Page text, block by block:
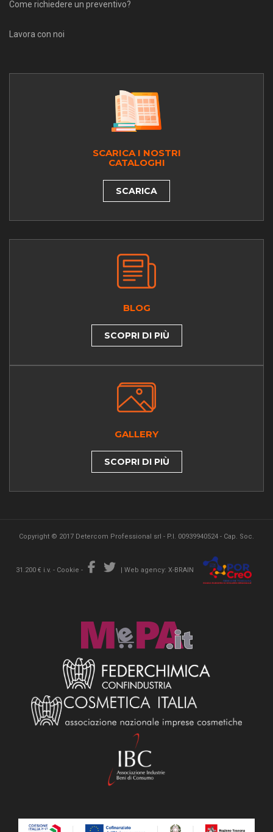
Come richiedere un preventivo?
Lavora con noi
SCARICA I NOSTRI
CATALOGHI
SCARICA
BLOG
SCOPRI DI PIÙ
GALLERY
SCOPRI DI PIÙ
Copyright © 2017 Detercom Professional srl - P.I. 00939940524 - Cap. Soc.
31.200 € i.v. - Cookie - | Web agency: X-BRAIN